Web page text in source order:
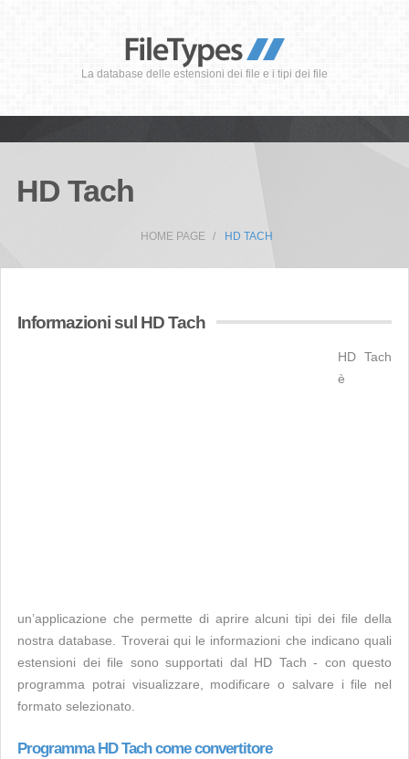
La database delle estensioni dei file e i tipi dei file
HD Tach
HOME PAGE HD TACH
Informazioni sul HD Tach
HD Tach
è
un’applicazione che permette di aprire alcuni tipi dei file della
nostra database. Troverai qui le informazioni che indicano quali
estensioni dei file sono supportati dal HD Tach - con questo
programma potrai visualizzare, modificare o salvare i file nel
formato selezionato.
Programma HD Tach come convertitore